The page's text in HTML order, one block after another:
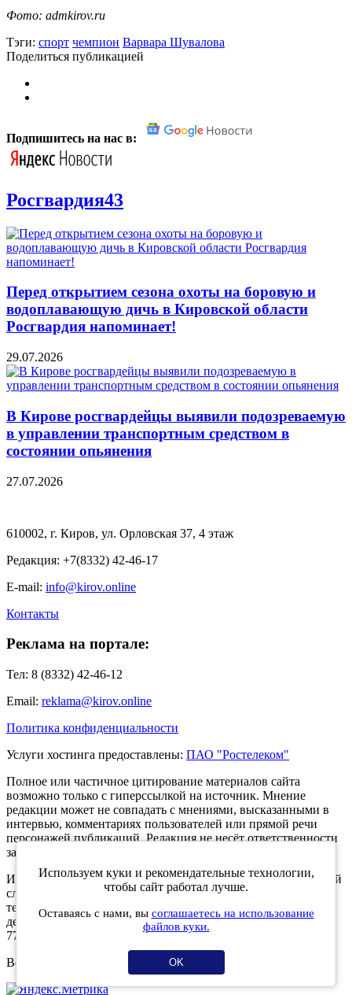
Фото: admkirov.ru
Тэги: спорт чемпион Варвара Шувалова
Поделиться публикацией
Подпишитесь на нас в:
Росгвардия43
Перед открытием сезона охоты на боровую и
водоплавающую дичь в Кировской области
Росгвардия напоминает!
29.07.2026
В Кирове росгвардейцы выявили подозреваемую
в управлении транспортным средством в
состоянии опьянения
27.07.2026
610002, г. Киров, ул. Орловская 37, 4 этаж
Редакция: +7(8332) 42-46-17
E-mail: info@kirov.online
Контакты
Реклама на портале:
Тел: 8 (8332) 42-46-12
Email: reklama@kirov.online
Политика конфиденциальности
Услуги хостинга предоставлены: ПАО "Ростелеком"
Полное или частичное цитирование материалов сайта
возможно только с гиперссылкой на источник. Мнение
редакции может не совпадать с мнениями, высказанными в
интервью, комментариях пользователей или прямой речи
персонажей публикаций. Редакция не несёт ответственности
за текст комментариев читателей.
Интернет-портал Kirov.online зарегистрирован в Федеральной
службе по надзору в сфере связи, информационных
технологий и массовых коммуникаций (Роскомнадзор) 5
декабря 2019 года. Регистрационный номер ЭЛ № ФС 77 -
77189.
Возрастное ограничение 12+
Используем куки и рекомендательные технологии,
чтобы сайт работал лучше.
Оставаясь с нами, вы соглашаетесь на использование
файлов куки.
OK